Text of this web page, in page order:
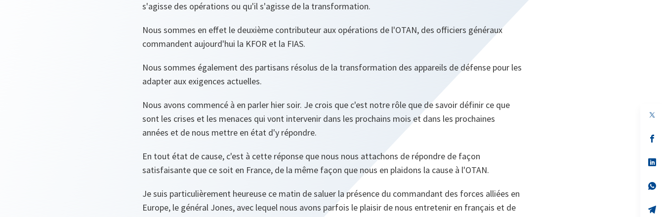
s'agisse des opérations ou qu'il s'agisse de la transformation.
Nous sommes en effet le deuxième contributeur aux opérations de l'OTAN, des officiers généraux
commandent aujourd'hui la KFOR et la FIAS.
Nous sommes également des partisans résolus de la transformation des appareils de défense pour les
adapter aux exigences actuelles.
Nous avons commencé à en parler hier soir. Je crois que c'est notre rôle que de savoir définir ce que
sont les crises et les menaces qui vont intervenir dans les prochains mois et dans les prochaines
années et de nous mettre en état d'y répondre.
En tout état de cause, c'est à cette réponse que nous nous attachons de répondre de façon
satisfaisante que ce soit en France, de la même façon que nous en plaidons la cause à l'OTAN.
Je suis particulièrement heureuse ce matin de saluer la présence du commandant des forces alliées en
Europe, le général Jones, avec lequel nous avons parfois le plaisir de nous entretenir en français et de
in